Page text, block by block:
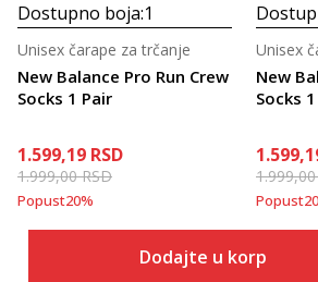
Dostupno boja:1
New Balance Pro Run Crew
Socks 1 Pair
Unisex čarape za trčanje
1.599,19 RSD
1.999,00RSD
Popust20%
Dodajte u korpu
New
Socks
Unisex
Popust20